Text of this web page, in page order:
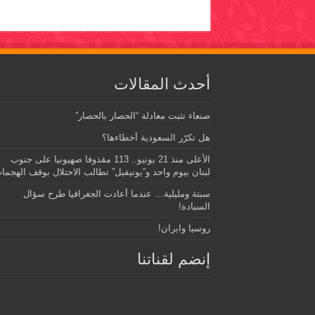
أحدث المقالات
صنعاء تثبت معادلة “الحصار بالحصار”
هل تكرّر السعودية أخطاءها؟
الأعلى منذ 21 يونيو.. 113 مقذوفا صهيونيا على جنوب
لبنان بيوم واحد و”يونيفيل” تطالب الاحتلال بوقف
سبتة ومليلية… عندما أعادت الجغرافيا طرح سؤال
السيادة!
روسيا وايران!
إنضم لقناتنا